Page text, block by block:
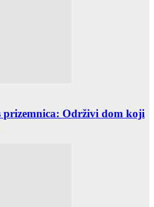
prizemnica: Održivi dom koji